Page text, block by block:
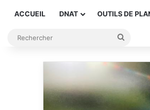
ACCUEIL DNAT OUTILS DE